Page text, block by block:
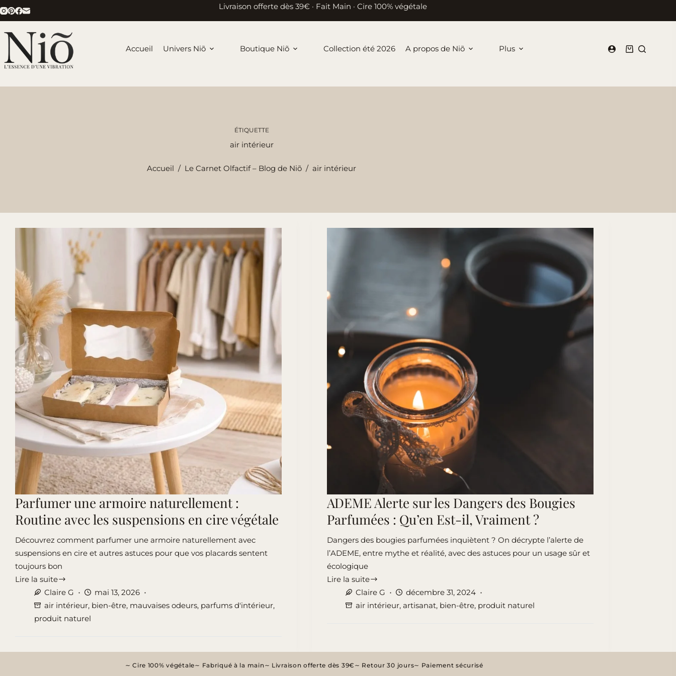
Passer
au
contenu
Livraison offerte dès 39€ · Fait Main · Cire 100% végétale
Accueil Univers Niõ Boutique Niõ Collection été 2026 A propos de Niõ Plus
Panier
ÉTIQUETTE
air intérieur
Accueil / Le Carnet Olfactif – Blog de Niõ / air intérieur
Parfumer une armoire naturellement :
Routine avec les suspensions en cire végétale
Découvrez comment parfumer une armoire naturellement avec
suspensions en cire et autres astuces pour que vos placards sentent
toujours bon
Lire la suite
Parfumer
armoire
naturellement
Routine
Claire G
mai 13, 2026
air intérieur, bien-être, mauvaises odeurs, parfums d'intérieur,
produit naturel
ADEME Alerte sur les Dangers des Bougies
Parfumées : Qu’en Est-il, Vraiment ?
Dangers des bougies parfumées inquiètent ? On décrypte l’alerte de
l’ADEME, entre mythe et réalité, avec des astuces pour un usage sûr et
écologique
Lire la suite
ADEME
Alerte
des
Bougies
Claire G
décembre 31, 2024
air intérieur,artisanat, bien-être, produit naturel
Cire 100% végétale Fabriqué à la main Livraison offerte dès 39€ Retour 30 jours Paiement sécurisé